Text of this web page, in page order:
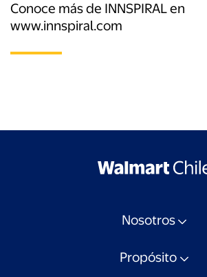
Conoce más de INNSPIRAL en
www.innspiral.com
Nosotros
Propósito